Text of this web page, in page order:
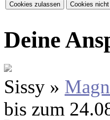
Deine
Sissy »
bis zum